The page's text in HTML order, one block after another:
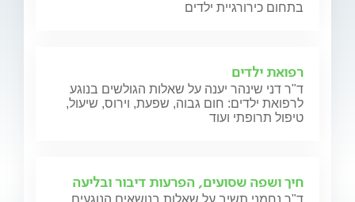
בתחום כירורגיית ילדים
רפואת ילדים
ד"ר דני שינהר יענה על שאלות הגולשים בנוגע
לרפואת ילדים: חום גבוה, שפעת, וירוס, שיעול,
טיפול תרופתי ועוד
חיך ושפה שסועים, הפרעות דיבור ובליעה
ד"ר נחמני תשיב על שאלות בנושאים הנוגעים